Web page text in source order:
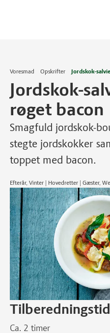
Voresmad Opskrifter Jordskok-
Jordskok-
røget bacon
Smagfuld jordskok-
stegte jordskokker
toppet med bacon.
Efterår, Vinter | Hovedretter | Gæster,
Tilberedningstid
Ca. 2 timer